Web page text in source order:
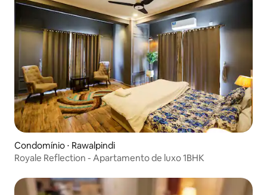
Condomínio ⋅ Rawalpindi
Royale Reflection - Apartamento de luxo 1BHK